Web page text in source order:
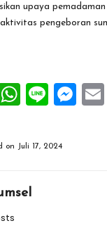
upaya
pengeboran
T
W
at
A
Li
e
M
on Juli 17, 2024